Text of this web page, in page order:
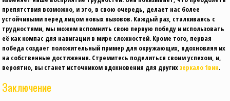
препятствия возможно, и это, в свою очередь, делает нас более
устойчивыми перед лицом новых вызовов. Каждый раз, сталкиваясь с
трудностями, мы можем вспомнить свою первую победу и использовать
её как компас для навигации в мире сложностей. Кроме того, первая
победа создает положительный пример для окружающих, вдохновляя их
на собственные достижения. Стремитесь поделиться своим успехом, и,
вероятно, вы станет источником вдохновения для другихзеркало 1вин.
Заключение